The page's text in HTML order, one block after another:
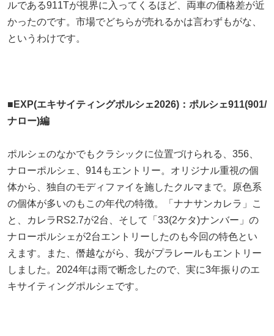
ルである911Tが視界に入ってくるほど、両車の価格差が近
かったのです。市場でどちらが売れるかは言わずもがな、
というわけです。
■EXP(エキサイティングポルシェ2026)：ポルシェ911(901/
ナロー)編
ポルシェのなかでもクラシックに位置づけられる、356、
ナローポルシェ、914もエントリー。オリジナル重視の個
体から、独自のモディファイを施したクルマまで。原色系
の個体が多いのもこの年代の特徴。「ナナサンカレラ」こ
と、カレラRS2.7が2台、そして「33(2ケタ)ナンバー」の
ナローポルシェが2台エントリーしたのも今回の特色とい
えます。また、僭越ながら、我がプラレールもエントリー
しました。2024年は雨で断念したので、実に3年振りのエ
キサイティングポルシェです。